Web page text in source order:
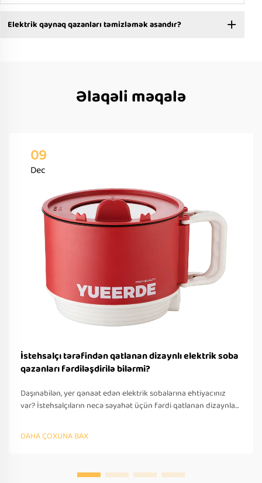
Elektrik qaynaq qazanları təmizləmək asandır?
Əlaqəli məqalə
09
Dec
İstehsalçı tərəfindən qatlanan dizaynlı elektrik soba
qazanları fərdiləşdirilə bilərmi?
Daşınabilən, yer qənaət edən elektrik sobalarına ehtiyacınız
var? İstehsalçıların necə səyahət üçün fərdi qatlanan dizaynlar
prototipləşdirmə və beynəlxalq tələblərə uyğunluq. Bu gün
təklif soruşun.
DAHA ÇOXUNA BAX